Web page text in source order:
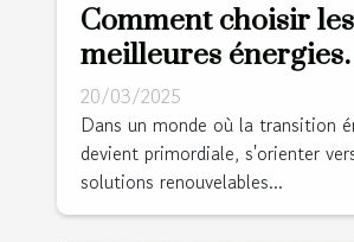
Comment choisir les
meilleures énergies
renouvelables pour
domicile
20/03/2025
Dans un monde où la transition
devient primordiale, s'orienter
solutions renouvelables...